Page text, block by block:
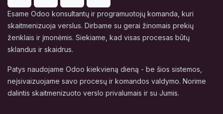
Esame Odoo konsultantų ir programuotojų komanda, kuri
skaitmenizuoja verslus. Dirbame su gerai žinomais prekių
ženklais ir įmonėmis. Siekiame, kad visas procesas būtų
sklandus ir skaidrus.
Patys naudojame Odoo kiekvieną dieną - be šios sistemos,
neįsivaizuojame savo procesų ir komandos valdymo. Norime
dalintis skaitmenizuoto verslo privalumais ir su Jumis.